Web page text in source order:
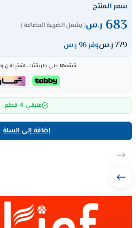
سعر المنتج
683 ر.س( يشمل الضريبة المضافة )
779ر.سوفر 96 ر.س
قسّمها على طريقتك، اشترِ الآن
متبقي 4 قطع
إضافة إلى السلة